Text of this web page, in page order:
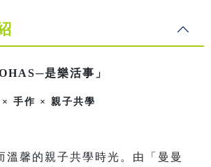
是樂活事」
× 手作 × 親子共學
溫馨的親子共學時光。由「曼曼